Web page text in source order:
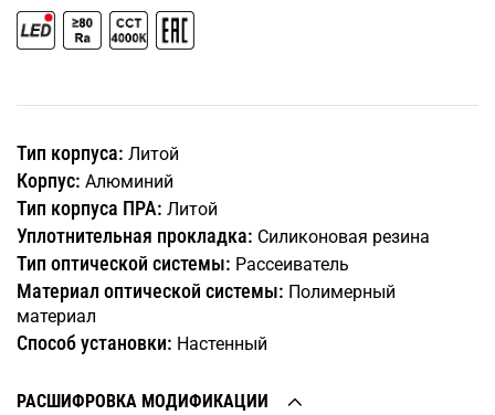
Тип корпуса: Литой
Корпус: Алюминий
Тип корпуса ПРА: Литой
Уплотнительная прокладка: Силиконовая резина
Тип оптической системы: Рассеиватель
Материал оптической системы: Полимерный
материал
Способ установки: Настенный
РАСШИФРОВКА МОДИФИКАЦИИ